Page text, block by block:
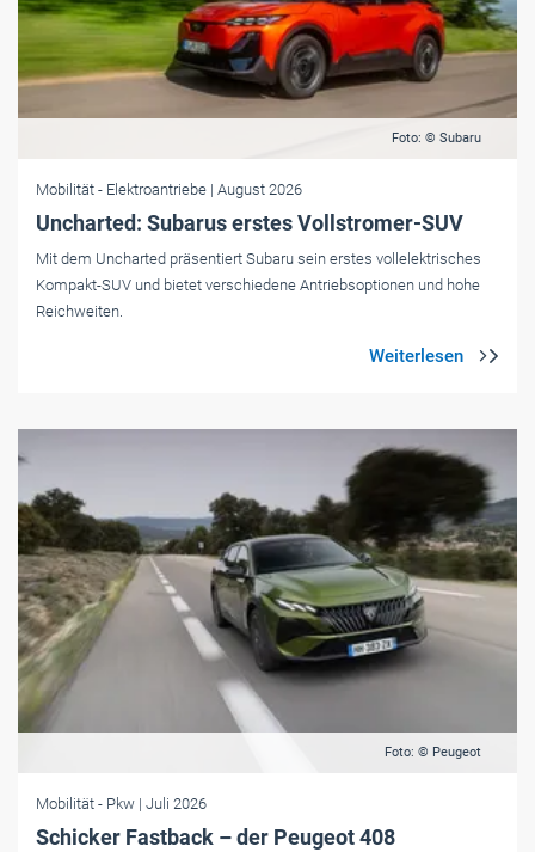
Foto: © Subaru
Mobilität - Elektroantriebe | August 2026
Uncharted: Subarus erstes Vollstromer-SUV
Mit dem Uncharted präsentiert Subaru sein erstes vollelektrisches
Kompakt-SUV und bietet verschiedene Antriebsoptionen und hohe
Reichweiten.
Foto: © Peugeot
Mobilität - Pkw | Juli 2026
Schicker Fastback – der Peugeot 408